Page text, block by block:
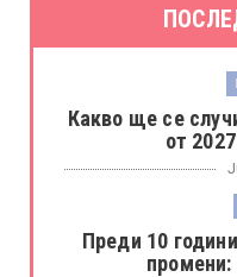
Какво ще се
от
Преди 10
промени: